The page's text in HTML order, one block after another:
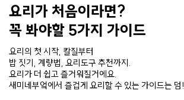
요리가 처음이라면?
꼭 봐야할 5가지 가이드
요리의 첫 시작, 칼질부터
밥 짓기, 계량법, 요리도구 추천까지.
요리가 더 쉽고 즐거워질거에요.
새미네부엌에서 즐겁게 요리할 수 있는 가이드는 덤!